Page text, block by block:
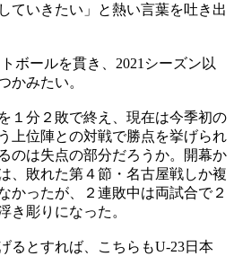
ていきたい」と熱い言葉を吐き出
ボールを貫き、2021シーズン以
かみたい。
１分２敗で終え、現在は今季初の
上位陣との対戦で勝点を挙げられ
のは失点の部分だろうか。開幕か
、敗れた第４節・名古屋戦しか複
かったが、２連敗中は両試合で２
き彫りになった。
るとすれば、こちらもU-23日本